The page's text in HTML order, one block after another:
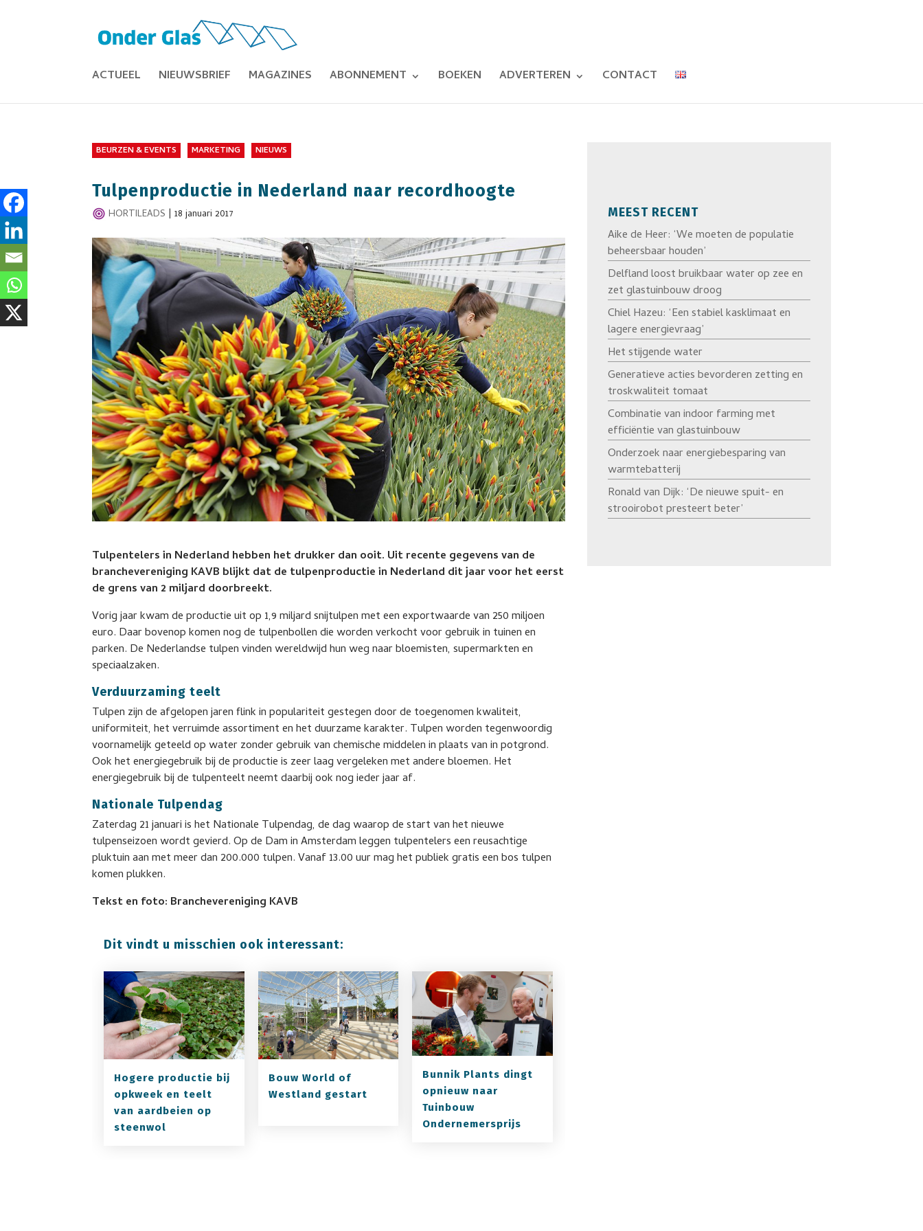
ACTUEEL NIEUWSBRIEF MAGAZINES ABONNEMENT BOEKEN ADVERTEREN CONTACT
BEURZEN & EVENTS MARKETING NIEUWS
Tulpenproductie in Nederland naar recordhoogte
HORTILEADS |18 januari 2017
Tulpentelers in Nederland hebben het drukker dan ooit. Uit recente gegevens van de
branchevereniging KAVB blijkt dat de tulpenproductie in Nederland dit jaar voor het eerst
de grens van 2 miljard doorbreekt.
Vorig jaar kwam de productie uit op 1,9 miljard snijtulpen met een exportwaarde van 250 miljoen
euro. Daar bovenop komen nog de tulpenbollen die worden verkocht voor gebruik in tuinen en
parken. De Nederlandse tulpen vinden wereldwijd hun weg naar bloemisten, supermarkten en
speciaalzaken.
Verduurzaming teelt
Tulpen zijn de afgelopen jaren flink in populariteit gestegen door de toegenomen kwaliteit,
uniformiteit, het verruimde assortiment en het duurzame karakter. Tulpen worden tegenwoordig
voornamelijk geteeld op water zonder gebruik van chemische middelen in plaats van in potgrond.
Ook het energiegebruik bij de productie is zeer laag vergeleken met andere bloemen. Het
energiegebruik bij de tulpenteelt neemt daarbij ook nog ieder jaar af.
Nationale Tulpendag
Zaterdag 21 januari is het Nationale Tulpendag, de dag waarop de start van het nieuwe
tulpenseizoen wordt gevierd. Op de Dam in Amsterdam leggen tulpentelers een reusachtige
pluktuin aan met meer dan 200.000 tulpen. Vanaf 13.00 uur mag het publiek gratis een bos tulpen
komen plukken.
Tekst en foto: Branchevereniging KAVB
Dit vindt u misschien ook interessant:
Hogere productie bij
opkweek en teelt
van aardbeien op
steenwol
Bouw World of
Westland gestart
Bunnik Plants dingt
opnieuw naar
Tuinbouw
Ondernemersprijs
MEEST RECENT
Aike de Heer: ‘We moeten de populatie
beheersbaar houden’
Delfland loost bruikbaar water op zee en
zet glastuinbouw droog
Chiel Hazeu: ‘Een stabiel kasklimaat en
lagere energievraag’
Het stijgende water
Generatieve acties bevorderen zetting en
troskwaliteit tomaat
Combinatie van indoor farming met
efficiëntie van glastuinbouw
Onderzoek naar energiebesparing van
warmtebatterij
Ronald van Dijk: ‘De nieuwe spuit- en
strooirobot presteert beter’